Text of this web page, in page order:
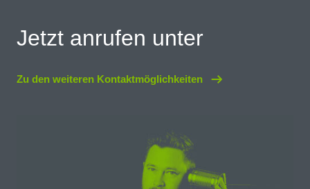
Jetzt anrufen unter
Zu den weiteren Kontaktmöglichkeiten